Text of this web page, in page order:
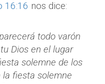
16:16 nos dice:
todo varón
Dios en el lugar
solemne de los
la fiesta solemne